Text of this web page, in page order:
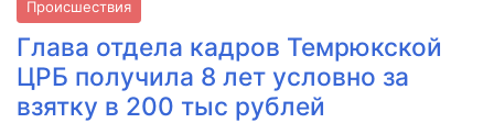
Происшествия
Глава отдела кадров Темрюкской
ЦРБ получила 8 лет условно за
взятку в 200 тыс рублей